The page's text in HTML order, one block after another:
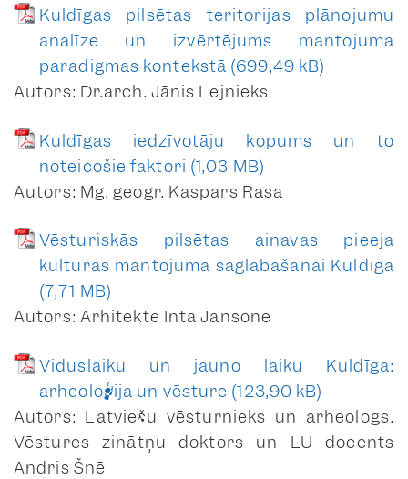
anketa
foto lapas
Baznīcas iela 27,
anketa
foto lapas
Baznīcas iela 28
foto lapas
Baznīcas iela 29
anketa
foto lapas
Baznīcas iela 29-2
anketa
foto lapas
Kuldīgas pilsētas teritorijas plānojumu
analīze un izvērtējums mantojuma
paradigmas kontekstā
Autors: Dr.arch. Jānis Lejnieks
Kuldīgas iedzīvotāju kopums un to
noteicošie faktori
Autors: Mg. geogr. Kaspars Rasa
Vēsturiskās pilsētas ainavas pieeja
kultūras mantojuma saglabāšanai Kuldīgā
Autors: Arhitekte Inta Jansone
Viduslaiku un jauno laiku Kuldīga:
arheoloģija un vēsture
Autors: Latviešu vēsturnieks un arheologs.
Vēstures zinātņu doktors un LU docents
Andris Šnē